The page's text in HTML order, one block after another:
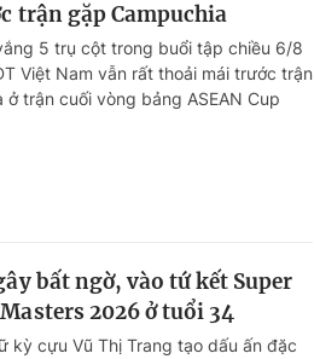
trận gặp Campuchia
5 trụ cột trong buổi tập chiều 6/8
Việt Nam vẫn rất thoải mái trước trận
ở trận cuối vòng bảng ASEAN Cup
bất ngờ, vào tứ kết Super
2026 ở tuổi 34
kỳ cựu Vũ Thị Trang tạo dấu ấn đặc